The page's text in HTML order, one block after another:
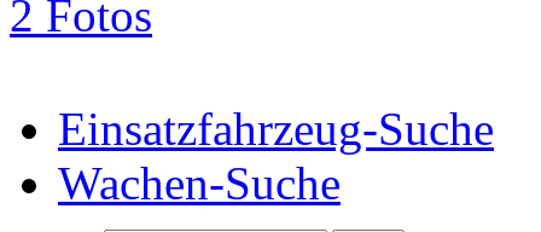
2 Fotos
Einsatzfahrzeug-Suche
Wachen-Suche